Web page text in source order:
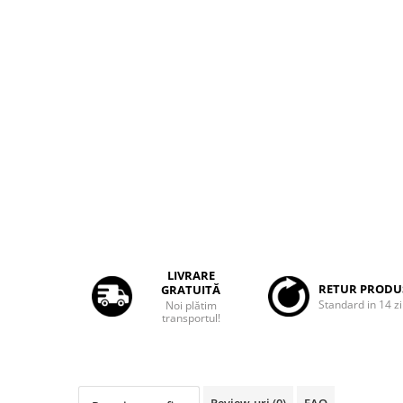
Rame Adaptoare Porsche
Rame adaptoare Citroen
LIVRARE
GRATUITĂ
Noi plătim
transportul!
RETUR
Standard in 14